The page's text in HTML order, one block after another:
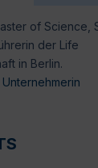
of Science,
der Life
in Berlin.